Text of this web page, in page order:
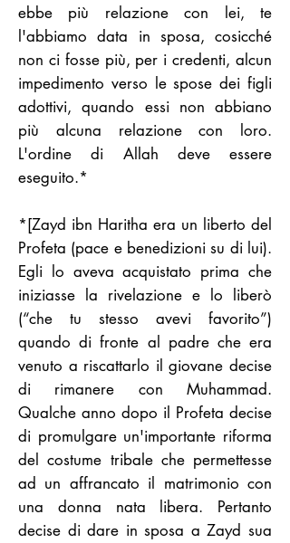
ebbe più relazione con lei, te
l'abbiamo data in sposa, cosicché
non ci fosse più, per i credenti, alcun
impedimento verso le spose dei figli
adottivi, quando essi non abbiano
più alcuna relazione con loro.
L'ordine di Allah deve essere
eseguito.*
*[Zayd ibn Haritha era un liberto del
Profeta (pace e benedizioni su di lui).
Egli lo aveva acquistato prima che
iniziasse la rivelazione e lo liberò
(“che tu stesso avevi favorito”)
quando di fronte al padre che era
venuto a riscattarlo il giovane decise
di rimanere con Muhammad.
Qualche anno dopo il Profeta decise
di promulgare un'importante riforma
del costume tribale che permettesse
ad un affrancato il matrimonio con
una donna nata libera. Pertanto
decise di dare in sposa a Zayd sua